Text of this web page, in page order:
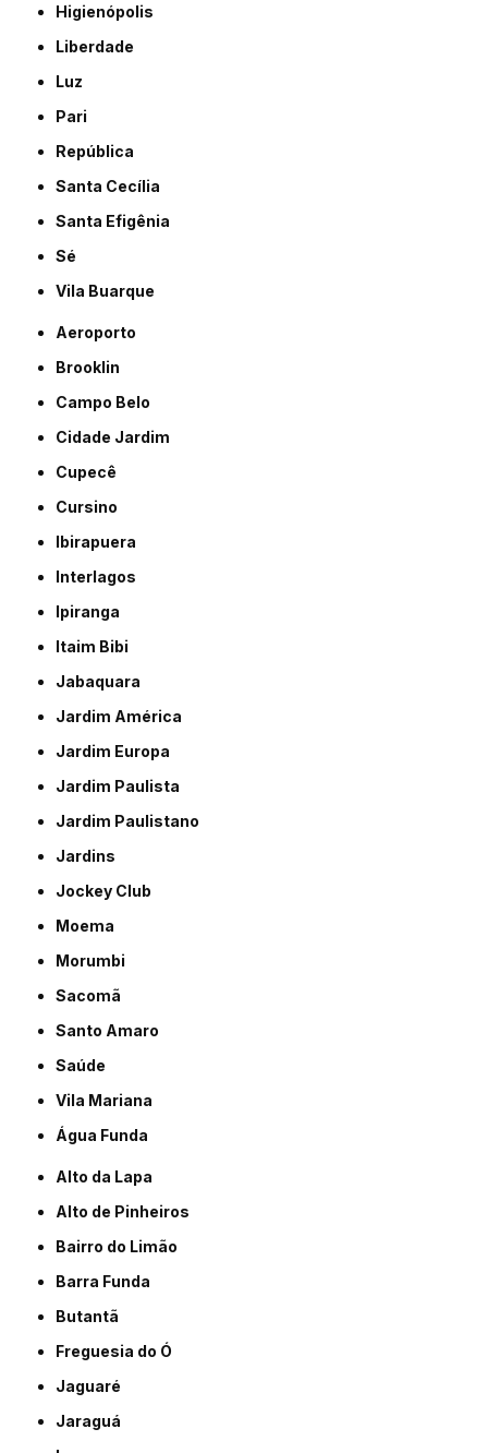
Higienópolis
Liberdade
Luz
Pari
República
Santa Cecília
Santa Efigênia
Sé
Vila Buarque
Aeroporto
Brooklin
Campo Belo
Cidade Jardim
Cupecê
Cursino
Ibirapuera
Interlagos
Ipiranga
Itaim Bibi
Jabaquara
Jardim América
Jardim Europa
Jardim Paulista
Jardim Paulistano
Jardins
Jockey Club
Moema
Morumbi
Sacomã
Santo Amaro
Saúde
Vila Mariana
Água Funda
Alto da Lapa
Alto de Pinheiros
Bairro do Limão
Barra Funda
Butantã
Freguesia do Ó
Jaguaré
Jaraguá